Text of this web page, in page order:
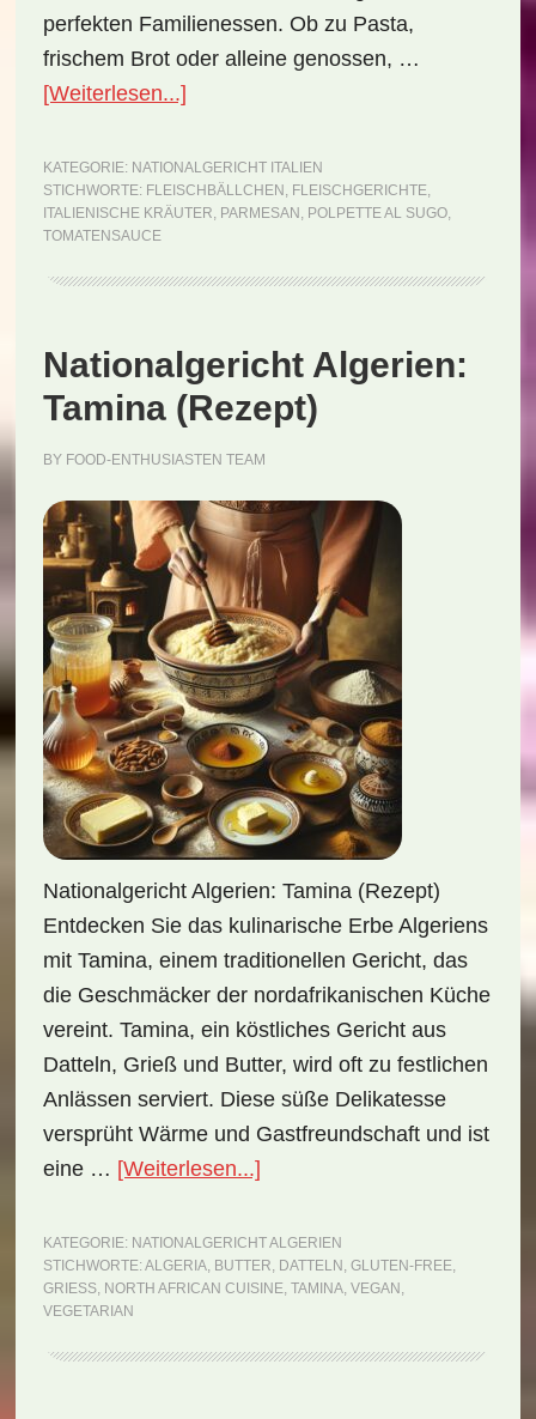
perfekten Familienessen. Ob zu Pasta,
frischem Brot oder alleine genossen, …
[Weiterlesen...]ÜberNationalgericht
Polpette
al
KATEGORIE: NATIONALGERICHT ITALIEN
STICHWORTE: FLEISCHBÄLLCHEN , FLEISCHGERICHTE,
ITALIENISCHE KRÄUTER, PARMESAN , POLPETTE AL SUGO,
TOMATENSAUCE
Nationalgericht Algerien:
Tamina (Rezept)
BY FOOD-ENTHUSIASTEN TEAM
Nationalgericht Algerien: Tamina (Rezept)
Entdecken Sie das kulinarische Erbe Algeriens
mit Tamina, einem traditionellen Gericht, das
die Geschmäcker der nordafrikanischen Küche
vereint. Tamina, ein köstliches Gericht aus
Datteln, Grieß und Butter, wird oft zu festlichen
Anlässen serviert. Diese süße Delikatesse
versprüht Wärme und Gastfreundschaft und ist
eine … [Weiterlesen...]ÜberNationalgericht
Tamina
(Rezept)
KATEGORIE: NATIONALGERICHT ALGERIEN
STICHWORTE: ALGERIA, BUTTER, DATTELN , GLUTEN-FREE,
GRIESS , NORTH AFRICAN CUISINE, TAMINA, VEGAN ,
VEGETARIAN